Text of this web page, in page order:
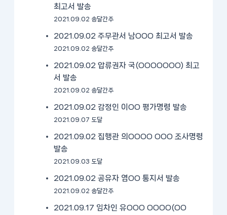
최고서 발송
2021.09.02 송달간주
2021.09.02 주무관서 남OOO 최고서 발송
2021.09.02 송달간주
2021.09.02 압류권자 국(OOOOOOO) 최고
서 발송
2021.09.02 송달간주
2021.09.02 감정인 이OO 평가명령 발송
2021.09.07 도달
2021.09.02 집행관 의OOOO OOO 조사명령
발송
2021.09.03 도달
2021.09.02 공유자 염OO 통지서 발송
2021.09.02 송달간주
2021.09.17 임차인 유OOO OOOO(OO